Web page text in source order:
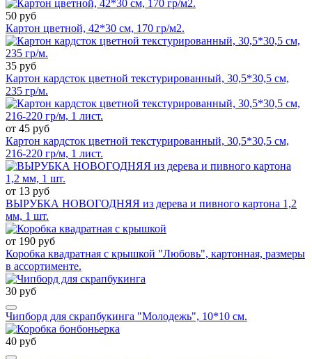
50 руб
Картон цветной, 42*30 см, 170 гр/м2.
35 руб
Картон кардсток цветной текстурированный, 30,5*30,5 см,
235 гр/м.
от 45 руб
Картон кардсток цветной текстурированный, 30,5*30,5 см,
216-220 гр/м, 1 лист.
от 13 руб
ВЫРУБКА НОВОГОДНЯЯ из дерева и пивного картона 1,2
мм, 1 шт.
от 190 руб
Коробка квадратная с крышкой "Любовь", картонная, размеры
в ассортименте.
30 руб
Чипборд для скрапбукинга "Молодежь", 10*10 см.
40 руб